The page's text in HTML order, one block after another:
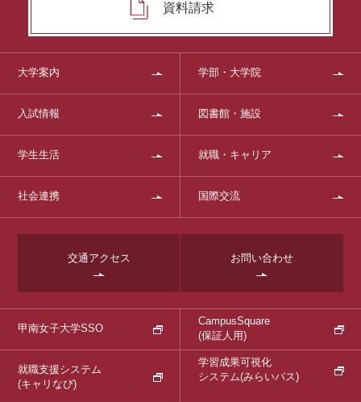
資料請求
大学案内 学部・大学院
入試情報 図書館・施設
学生生活 就職・キャリア
社会連携 国際交流
交通アクセス お問い合わせ
甲南女子大学SSO
CampusSquare
(保証人用)
就職支援システム
(キャリなび)
学習成果可視化
システム(みらいパス)